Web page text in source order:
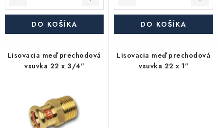
Spojovací materiál
Podmienky ochrany osobných údajov
Obchodné podmienky požičovne náradia
DO KOŠÍKA DO KOŠÍKA
Lisovacia meď prechodová
vsuvka 22 x 3/4"
Lisovacia meď prechodová
vsuvka 22 x 1"